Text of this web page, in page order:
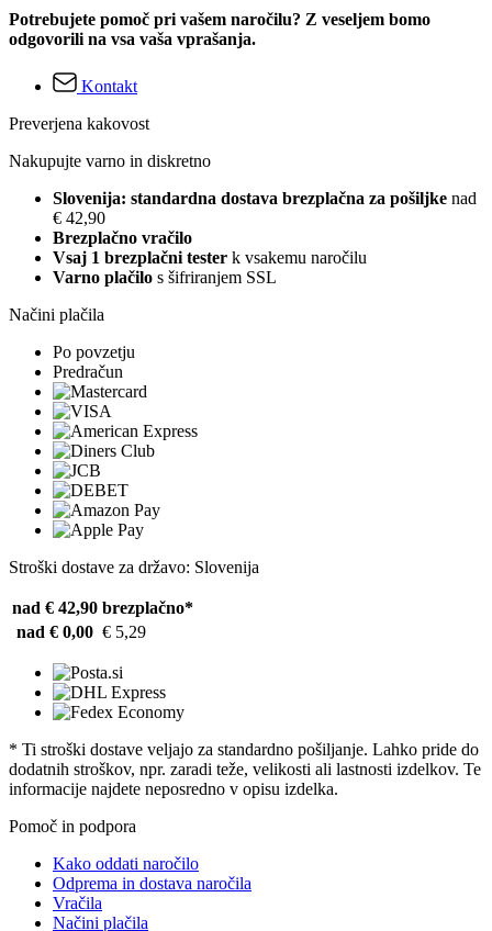
Potrebujete pomoč pri vašem naročilu? Z veseljem bomo
odgovorili na vsa vaša vprašanja.
Kontakt
Preverjena kakovost
Nakupujte varno in diskretno
Slovenija: standardna dostava brezplačna za pošiljke nad
€ 42,90
Brezplačno vračilo
Vsaj 1 brezplačni tester k vsakemu naročilu
Varno plačilo s šifriranjem SSL
Načini plačila
Po povzetju
Predračun
Stroški dostave za državo: Slovenija
nad € 42,90 brezplačno*
nad € 0,00 € 5,29
* Ti stroški dostave veljajo za standardno pošiljanje. Lahko pride do
dodatnih stroškov, npr. zaradi teže, velikosti ali lastnosti izdelkov. Te
informacije najdete neposredno v opisu izdelka.
Pomoč in podpora
Kako oddati naročilo
Odprema in dostava naročila
Vračila
Načini plačila